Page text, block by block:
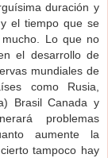
duración y
el tiempo que se
Lo que no
el desarrollo de
mundiales de
como Rusia,
Brasil Canada y
problemas
aumente la
tampoco hay